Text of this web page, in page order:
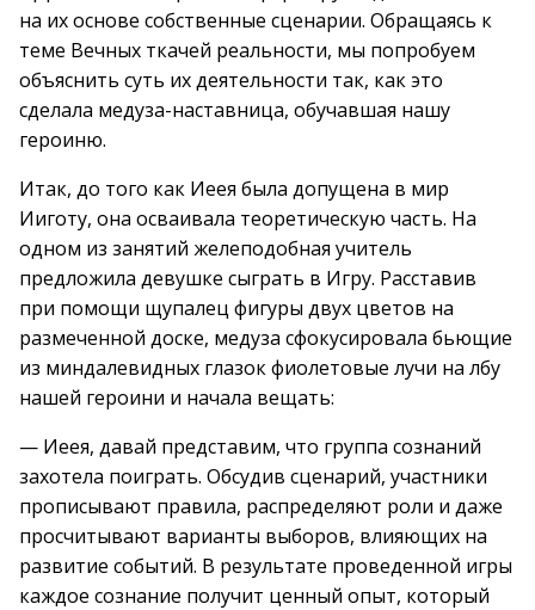
на их основе собственные сценарии. Обращаясь к
теме Вечных ткачей реальности, мы попробуем
объяснить суть их деятельности так, как это
сделала медуза-наставница, обучавшая нашу
героиню.
Итак, до того как Иеея была допущена в мир
Ииготу, она осваивала теоретическую часть. На
одном из занятий желеподобная учитель
предложила девушке сыграть в Игру. Расставив
при помощи щупалец фигуры двух цветов на
размеченной доске, медуза сфокусировала бьющие
из миндалевидных глазок фиолетовые лучи на лбу
нашей героини и начала вещать:
— Иеея, давай представим, что группа сознаний
захотела поиграть. Обсудив сценарий, участники
прописывают правила, распределяют роли и даже
просчитывают варианты выборов, влияющих на
развитие событий. В результате проведенной игры
каждое сознание получит ценный опыт, который